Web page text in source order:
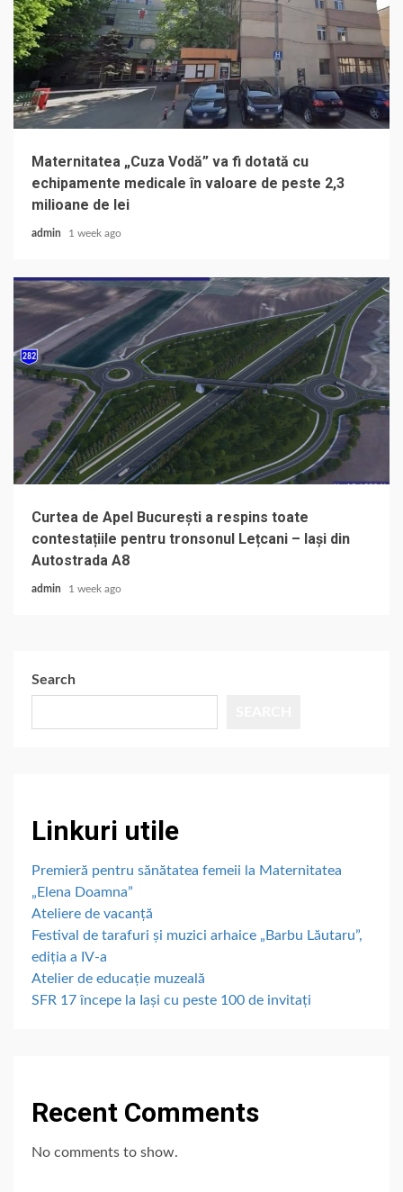
Maternitatea „Cuza Vodă” va fi dotată cu
echipamente medicale în valoare de peste 2,3
milioane de lei
admin 1 week ago
Curtea de Apel București a respins toate
contestațiile pentru tronsonul Lețcani – Iași din
Autostrada A8
admin 1 week ago
Search
Linkuri utile
Premieră pentru sănătatea femeii la Maternitatea
„Elena Doamna”
Ateliere de vacanță
Festival de tarafuri și muzici arhaice „Barbu Lăutaru”,
ediția a IV-a
Atelier de educație muzeală
SFR 17 începe la Iași cu peste 100 de invitați
Recent Comments
No comments to show.